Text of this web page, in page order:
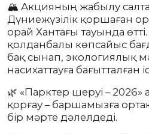
🏔️ Акцияның жабылу
Дүниежүзілік қоршаған
орай Хантағы тауында
қолданбалы көпсайыс
бақ сынап, экологиялық
насихаттауға бағытталған
🌿 «Парктер шеруі – 2026»
қорғау – баршамызға
бір мәрте дәлелдеді.